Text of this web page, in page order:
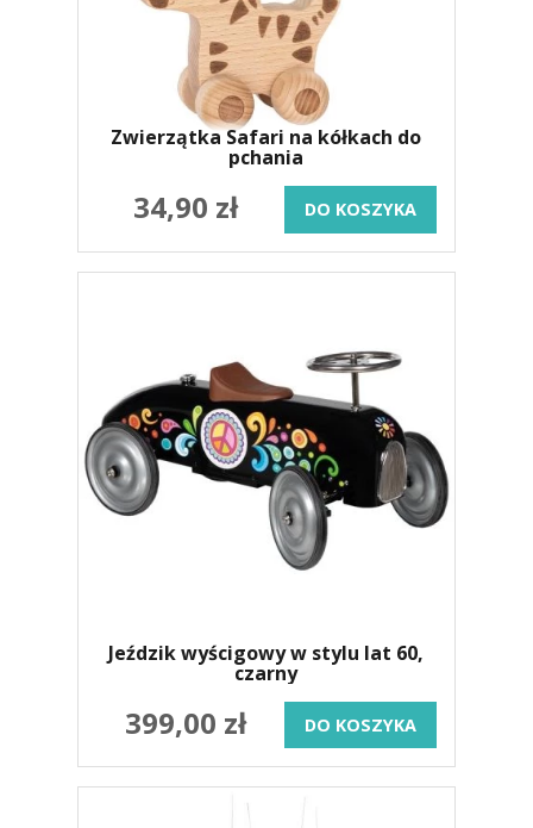
Zwierzątka Safari na kółkach do
pchania
34,90 zł DO KOSZYKA
Jeździk wyścigowy w stylu lat 60,
czarny
399,00 zł DO KOSZYKA